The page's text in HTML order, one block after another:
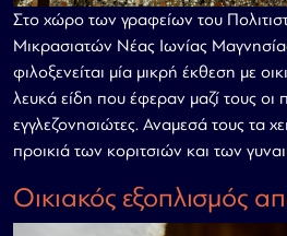
Στο χώρο των γραφείων του
Μικρασιατών Νέας Ιωνίας
φιλοξενείται μία μικρή έκθεση με
λευκά είδη που έφεραν μαζί τους οι
εγγλεζονησιώτες. Αναμεσά τους τα
προικιά των κοριτσιών και των
Οικιακός εξοπλισμός